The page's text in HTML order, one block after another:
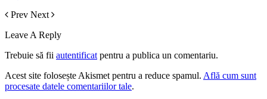
Prev Next
Leave A Reply
Trebuie să fii autentificat pentru a publica un comentariu.
Acest site folosește Akismet pentru a reduce spamul. Află cum sunt
procesate datele comentariilor tale.